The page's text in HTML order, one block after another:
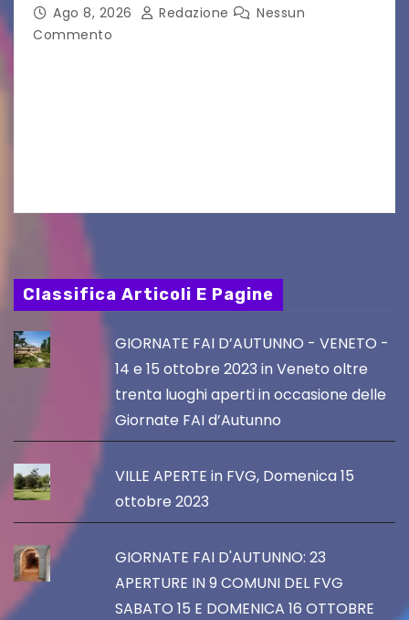
Ago 8, 2026 Redazione
Nessun
Commento
Classifica Articoli E Pagine
GIORNATE FAI D’AUTUNNO - VENETO -
14 e 15 ottobre 2023 in Veneto oltre
trenta luoghi aperti in occasione delle
Giornate FAI d’Autunno
VILLE APERTE in FVG, Domenica 15
ottobre 2023
GIORNATE FAI D'AUTUNNO: 23
APERTURE IN 9 COMUNI DEL FVG
SABATO 15 E DOMENICA 16 OTTOBRE